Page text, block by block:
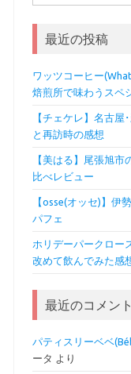
索:
最近の投稿
ワッツコーヒー
焙煎所で味わうスペ
【チェケレ】名古
と再訪時の感想
【美はる】尾張旭
比べレビュー
【osse(オッセ)】伊
パフェ
ホリデーパークロー
改めて飲んでみた感
最近のコメント
パティスリーベベ
ータ より